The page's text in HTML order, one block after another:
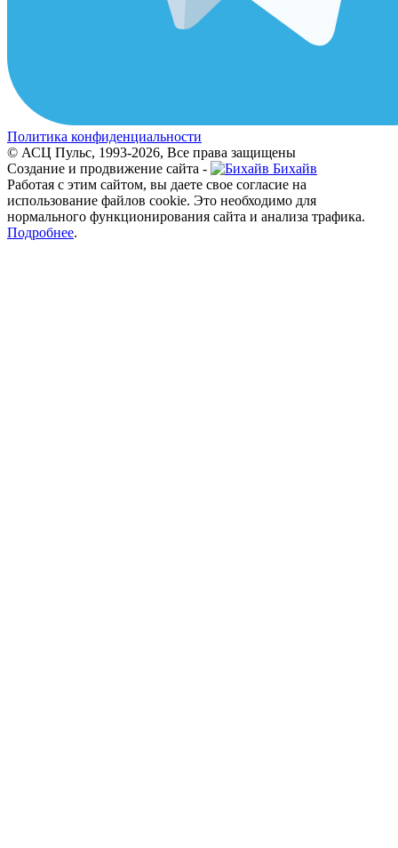
Политика конфиденциальности
© АСЦ Пульс, 1993-2026, Все права защищены
Создание и продвижение сайта -
Бихайв
Работая с этим сайтом, вы даете свое согласие на
использование файлов cookie. Это необходимо для
нормального функционирования сайта и анализа трафика.
Подробнее.